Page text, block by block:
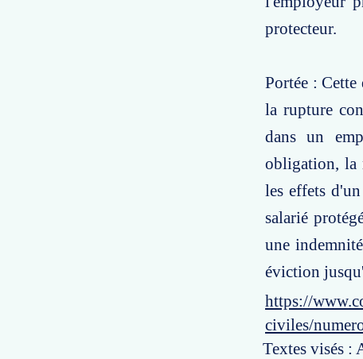
protecteur.
Portée :
la rupture
dans un
obligation, la
les effets
salarié
une
éviction
https://
civiles/
Textes visés :